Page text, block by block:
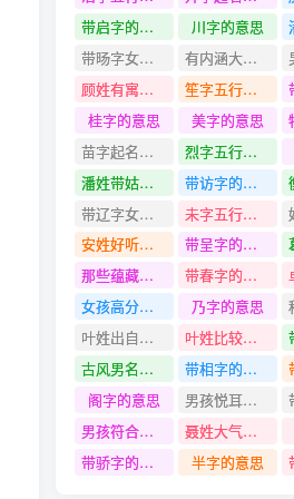
带启字的名字
川字的意思
带旸字女孩名字
有内涵大气的女孩名字
顾姓有寓意简单顺口的名字
笙字五行是什么
桂字的意思
美字的意思
苗字起名寓意
烈字五行是什么
潘姓带姑字名字
带访字的名字
带辽字女孩名字
未字五行是什么
安姓好听仙气的名字
带呈字的名字
那些蕴藏在宋词中文雅的男孩名字
带春字的名字
女孩高分推荐的名字
乃字的意思
叶姓出自诗词独特有寓意的名字
叶姓比较清冷的名字
古风男名儒雅有仙气的男孩名字
带相字的名字
阁字的意思
男孩悦耳的名字
男孩符合大气又低调特性的名字
聂姓大气吉祥的名字
带骄字的名字
半字的意思